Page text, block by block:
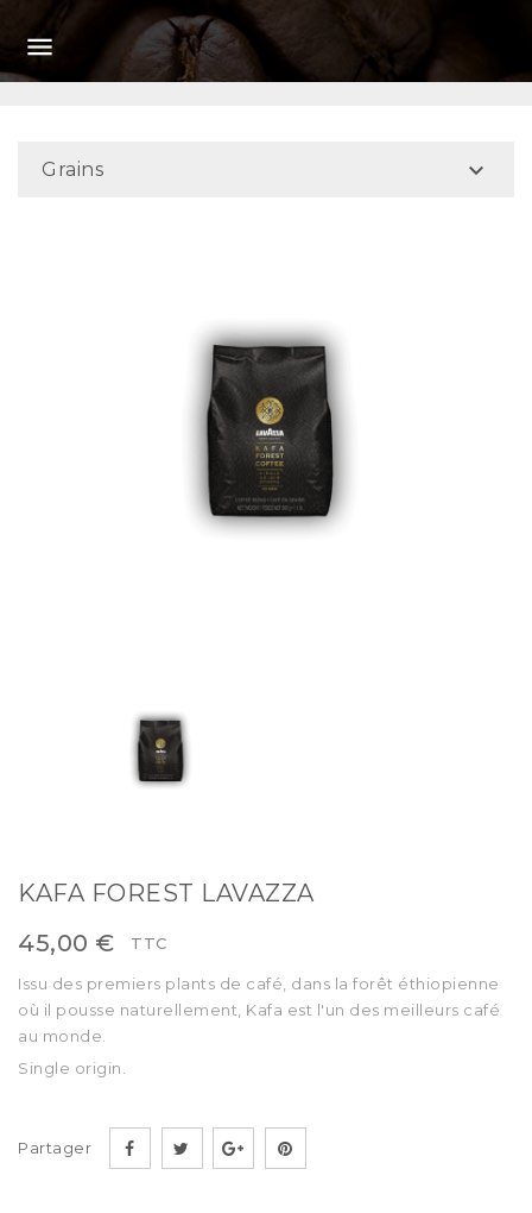

Grains 
KAFA FOREST LAVAZZA
45,00 €
TTC
Issu des premiers plants de café, dans la forêt éthiopienne
où il pousse naturellement, Kafa est l'un des meilleurs café
au monde.
Single origin.
Partager